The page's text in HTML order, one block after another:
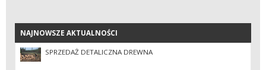
NAJNOWSZE AKTUALNOŚCI
NAJNOWSZE AKTUALNOŚCI
SPRZEDAŻ DETALICZNA DREWNA